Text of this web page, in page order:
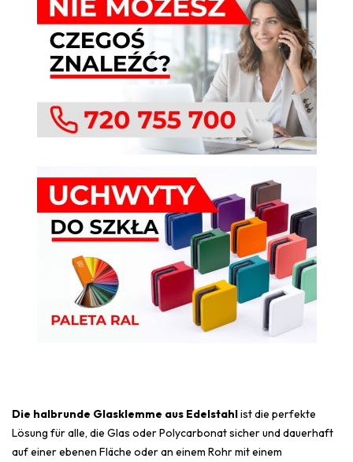
Die halbrunde Glasklemme aus Edelstahlist die perfekte
Lösung für alle, die Glas oder Polycarbonat sicher und dauerhaft
auf einer ebenen Fläche oder an einem Rohr mit einem